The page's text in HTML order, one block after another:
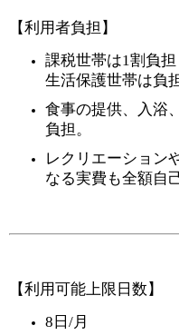
【利用者負担】
課税世帯は1割負
生活保護世帯は負
食事の提供、入浴
負担。
レクリエーション
なる実費も全額自
【利用可能上限日数】
8日/月